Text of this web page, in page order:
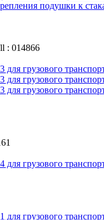
подушки к
: 014866